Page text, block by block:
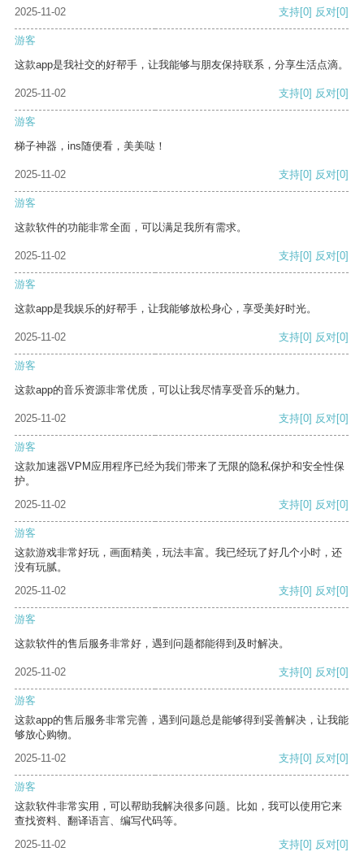
2025-11-02
支持[0] 反对[0]
游客
这款app是我社交的好帮手，让我能够与朋友保持联系，分享生活点滴。
2025-11-02 支持[0] 反对[0]
游客
梯子神器，ins随便看，美美哒！
2025-11-02 支持[0] 反对[0]
游客
这款软件的功能非常全面，可以满足我所有需求。
2025-11-02 支持[0] 反对[0]
游客
这款app是我娱乐的好帮手，让我能够放松身心，享受美好时光。
2025-11-02 支持[0] 反对[0]
游客
这款app的音乐资源非常优质，可以让我尽情享受音乐的魅力。
2025-11-02 支持[0] 反对[0]
游客
这款加速器VPM应用程序已经为我们带来了无限的隐私保护和安全性保
护。
2025-11-02
支持[0] 反对[0]
游客
这款游戏非常好玩，画面精美，玩法丰富。我已经玩了好几个小时，还
没有玩腻。
2025-11-02
支持[0] 反对[0]
游客
这款软件的售后服务非常好，遇到问题都能得到及时解决。
2025-11-02 支持[0] 反对[0]
游客
这款app的售后服务非常完善，遇到问题总是能够得到妥善解决，让我能
够放心购物。
2025-11-02
支持[0] 反对[0]
游客
这款软件非常实用，可以帮助我解决很多问题。比如，我可以使用它来
查找资料、翻译语言、编写代码等。
2025-11-02
支持[0] 反对[0]